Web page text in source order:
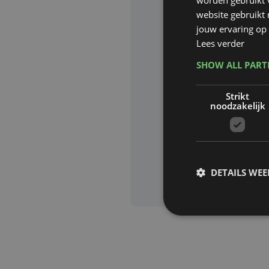
Website
Google zijn
website gebruikt
jouw ervaring
Lees verder
SHOW ALL
Strikt
noodzakelijk
DETAILS